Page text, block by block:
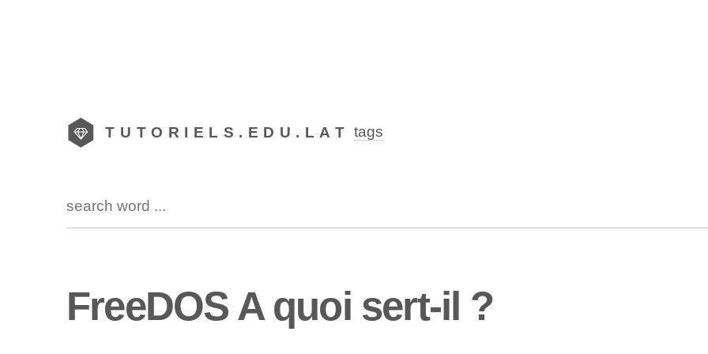
TUTORIELS.EDU.LAT tags
FreeDOS A quoi sert-il ?